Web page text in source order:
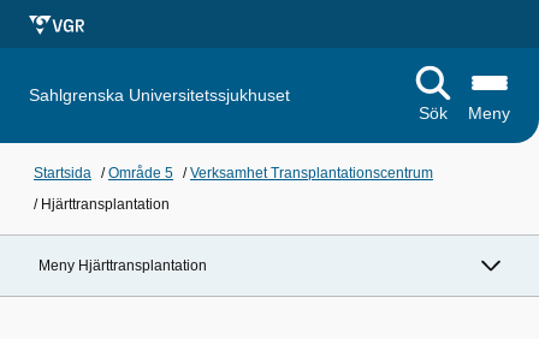
Sahlgrenska Universitetssjukhuset
Sök
Meny
Startsida /Område 5 /Verksamhet Transplantationscentrum
/ Hjärttransplantation
Meny Hjärttransplantation